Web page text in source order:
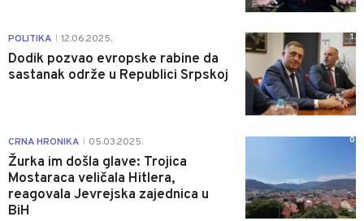
POLITIKA 12.06.2025.
Dodik pozvao evropske rabine da
sastanak održe u Republici Srpskoj
1
CRNA HRONIKA 05.03.2025.
Žurka im došla glave: Trojica
Mostaraca veličala Hitlera,
reagovala Jevrejska zajednica u
BiH
0